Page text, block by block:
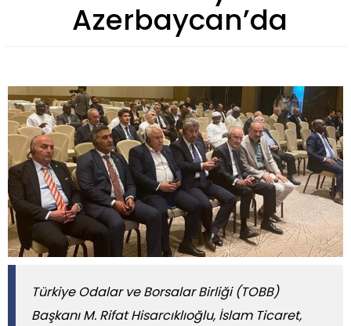
Azerbaycan’da
Türkiye Odalar ve Borsalar Birliği (TOBB)
Başkanı M. Rifat Hisarcıklıoğlu, İslam Ticaret,